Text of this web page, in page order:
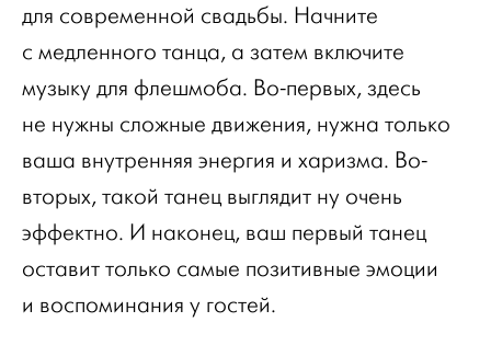
для современной свадьбы. Начните
с медленного танца, а затем включите
музыку для флешмоба. Во-первых, здесь
не нужны сложные движения, нужна только
ваша внутренняя энергия и харизма. Во-
вторых, такой танец выглядит ну очень
эффектно. И наконец, ваш первый танец
оставит только самые позитивные эмоции
и воспоминания у гостей.